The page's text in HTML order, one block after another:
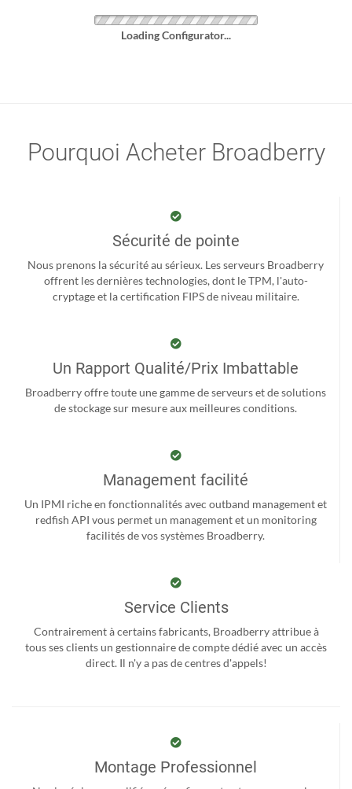
Loading Configurator...
Pourquoi Acheter Broadberry
Sécurité de pointe
Nous prenons la sécurité au sérieux. Les serveurs Broadberry
offrent les dernières technologies, dont le TPM, l'auto-
cryptage et la certification FIPS de niveau militaire.
Un Rapport Qualité/Prix Imbattable
Broadberry offre toute une gamme de serveurs et de solutions
de stockage sur mesure aux meilleures conditions.
Management facilité
Un IPMI riche en fonctionnalités avec outband management et
redfish API vous permet un management et un monitoring
facilités de vos systèmes Broadberry.
Service Clients
Contrairement à certains fabricants, Broadberry attribue à
tous ses clients un gestionnaire de compte dédié avec un accès
direct. Il n'y a pas de centres d'appels!
Montage Professionnel